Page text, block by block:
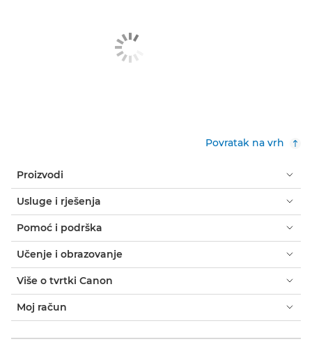
Povratak na vrh
Proizvodi
Usluge i rješenja
Pomoć i podrška
Učenje i obrazovanje
Više o tvrtki Canon
Moj račun